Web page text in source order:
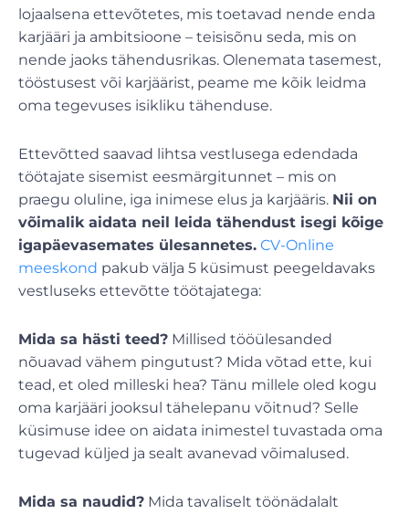
lojaalsena ettevõtetes, mis toetavad nende enda
karjääri ja ambitsioone – teisisõnu seda, mis on
nende jaoks tähendusrikas. Olenemata tasemest,
tööstusest või karjäärist, peame me kõik leidma
oma tegevuses isikliku tähenduse.
Ettevõtted saavad lihtsa vestlusega edendada
töötajate sisemist eesmärgitunnet – mis on
praegu oluline, iga inimese elus ja karjääris. Nii on
võimalik aidata neil leida tähendust isegi kõige
igapäevasemates ülesannetes. CV-Online
meeskond pakub välja 5 küsimust peegeldavaks
vestluseks ettevõtte töötajatega:
Mida sa hästi teed? Millised tööülesanded
nõuavad vähem pingutust? Mida võtad ette, kui
tead, et oled milleski hea? Tänu millele oled kogu
oma karjääri jooksul tähelepanu võitnud? Selle
küsimuse idee on aidata inimestel tuvastada oma
tugevad küljed ja sealt avanevad võimalused.
Mida sa naudid? Mida tavaliselt töönädalalt